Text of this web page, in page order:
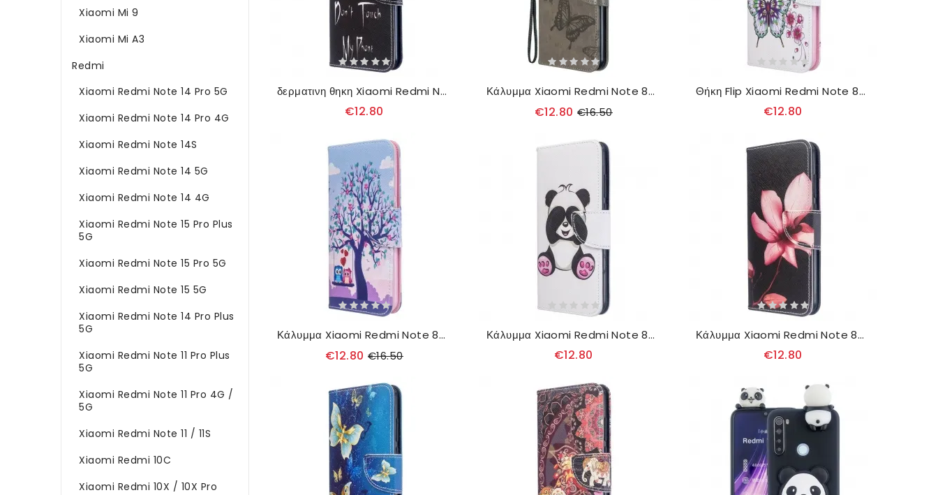
Xiaomi Mi 9
Xiaomi Mi A3
Redmi
Xiaomi Redmi Note 14 Pro 5G
Xiaomi Redmi Note 14 Pro 4G
Xiaomi Redmi Note 14S
Xiaomi Redmi Note 14 5G
Xiaomi Redmi Note 14 4G
Xiaomi Redmi Note 15 Pro Plus
5G
Xiaomi Redmi Note 15 Pro 5G
Xiaomi Redmi Note 15 5G
Xiaomi Redmi Note 14 Pro Plus
5G
Xiaomi Redmi Note 11 Pro Plus
5G
Xiaomi Redmi Note 11 Pro 4G /
5G
Xiaomi Redmi Note 11 / 11S
Xiaomi Redmi 10C
Xiaomi Redmi 10X / 10X Pro
δερματινη θηκη Xiaomi Redmi Note 8T Τηλέφωνο Διαβόλου
€12.80
Κάλυμμα Xiaomi Redmi Note 8T με κορδονι Πεταλούδες Με Στάμπα
€12.80 €16.50
Θήκη Flip Xiaomi Redmi Note 8T Υπέροχες Πεταλούδες
€12.80
Κάλυμμα Xiaomi Redmi Note 8T Κουκουβάγιες Στην Κούνια
€12.80 €16.50
Κάλυμμα Xiaomi Redmi Note 8T Panda Fun
€12.80
Κάλυμμα Xiaomi Redmi Note 8T Ροζ Λουλούδι
€12.80